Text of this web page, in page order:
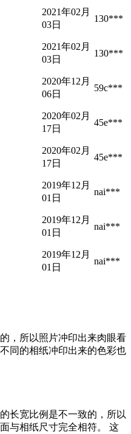
2021年02月
03日
130***
2021年02月
03日
130***
2020年12月
06日
59c***
2020年02月
17日
45e***
2020年02月
17日
45e***
2019年12月
01日
nai***
2019年12月
01日
nai***
2019年12月
01日
nai***
，所以照片冲印出来肉眼看
同的相纸冲印出来的色彩也
长宽比例是不一致的，所以
与相纸尺寸完全相符。 这